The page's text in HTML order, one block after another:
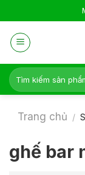
to
content
Tìm
kiếm:
Trang chủ /
ghế bar